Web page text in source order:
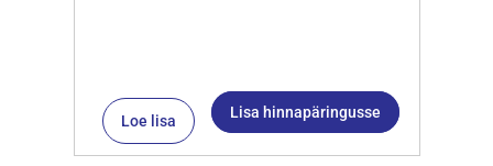
Loe lisa Lisa hinnapäringusse